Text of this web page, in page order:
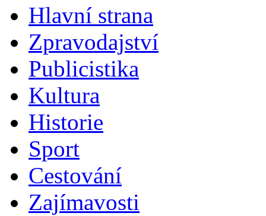
Hlavní strana
Zpravodajství
Publicistika
Kultura
Historie
Sport
Cestování
Zajímavosti